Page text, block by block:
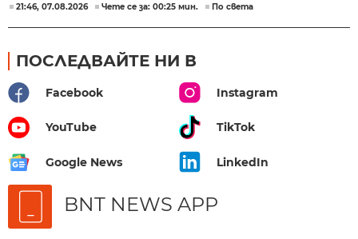
21:46, 07.08.2026 Чете се за: 00:25 мин. По света
ПОСЛЕДВАЙТЕ НИ В
Facebook Instagram
YouTube TikTok
Google News LinkedIn
BNT NEWS APP